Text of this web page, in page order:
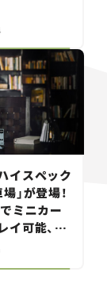
イスペック
」が登場！
ミニカー
イ可能、特
R